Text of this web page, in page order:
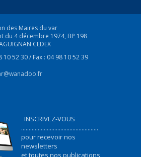
des Maires du var
du 4 décembre 1974, BP 198
CEDEX
10 52 30 / Fax : 04 98 10 52 39
INSCRIVEZ-VOUS
...................................................
pour recevoir nos
newsletters
et toutes nos publications